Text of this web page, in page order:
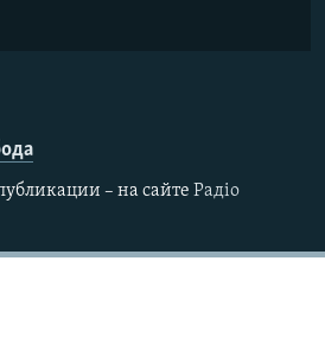
– на сайте Радіо